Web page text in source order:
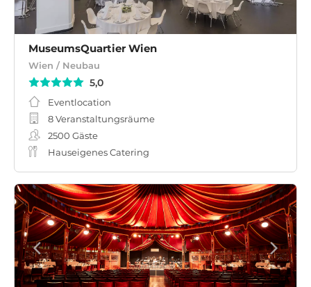
MuseumsQuartier Wien
Wien / Neubau
5,0
Eventlocation
8 Veranstaltungsräume
2500 Gäste
Hauseigenes Catering